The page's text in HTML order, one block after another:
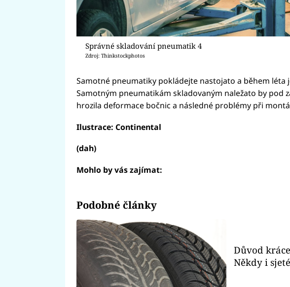
Správné skladování pneumatik 4
Zdroj: Thinkstockphotos
Samotné pneumatiky pokládejte nastojato a během léta
Samotným pneumatikám skladovaným naležato by pod
hrozila deformace bočnic a následné problémy při
Ilustrace: Continental
(dah)
Mohlo by vás zajímat:
Podobné články
Důvod
Někdy i